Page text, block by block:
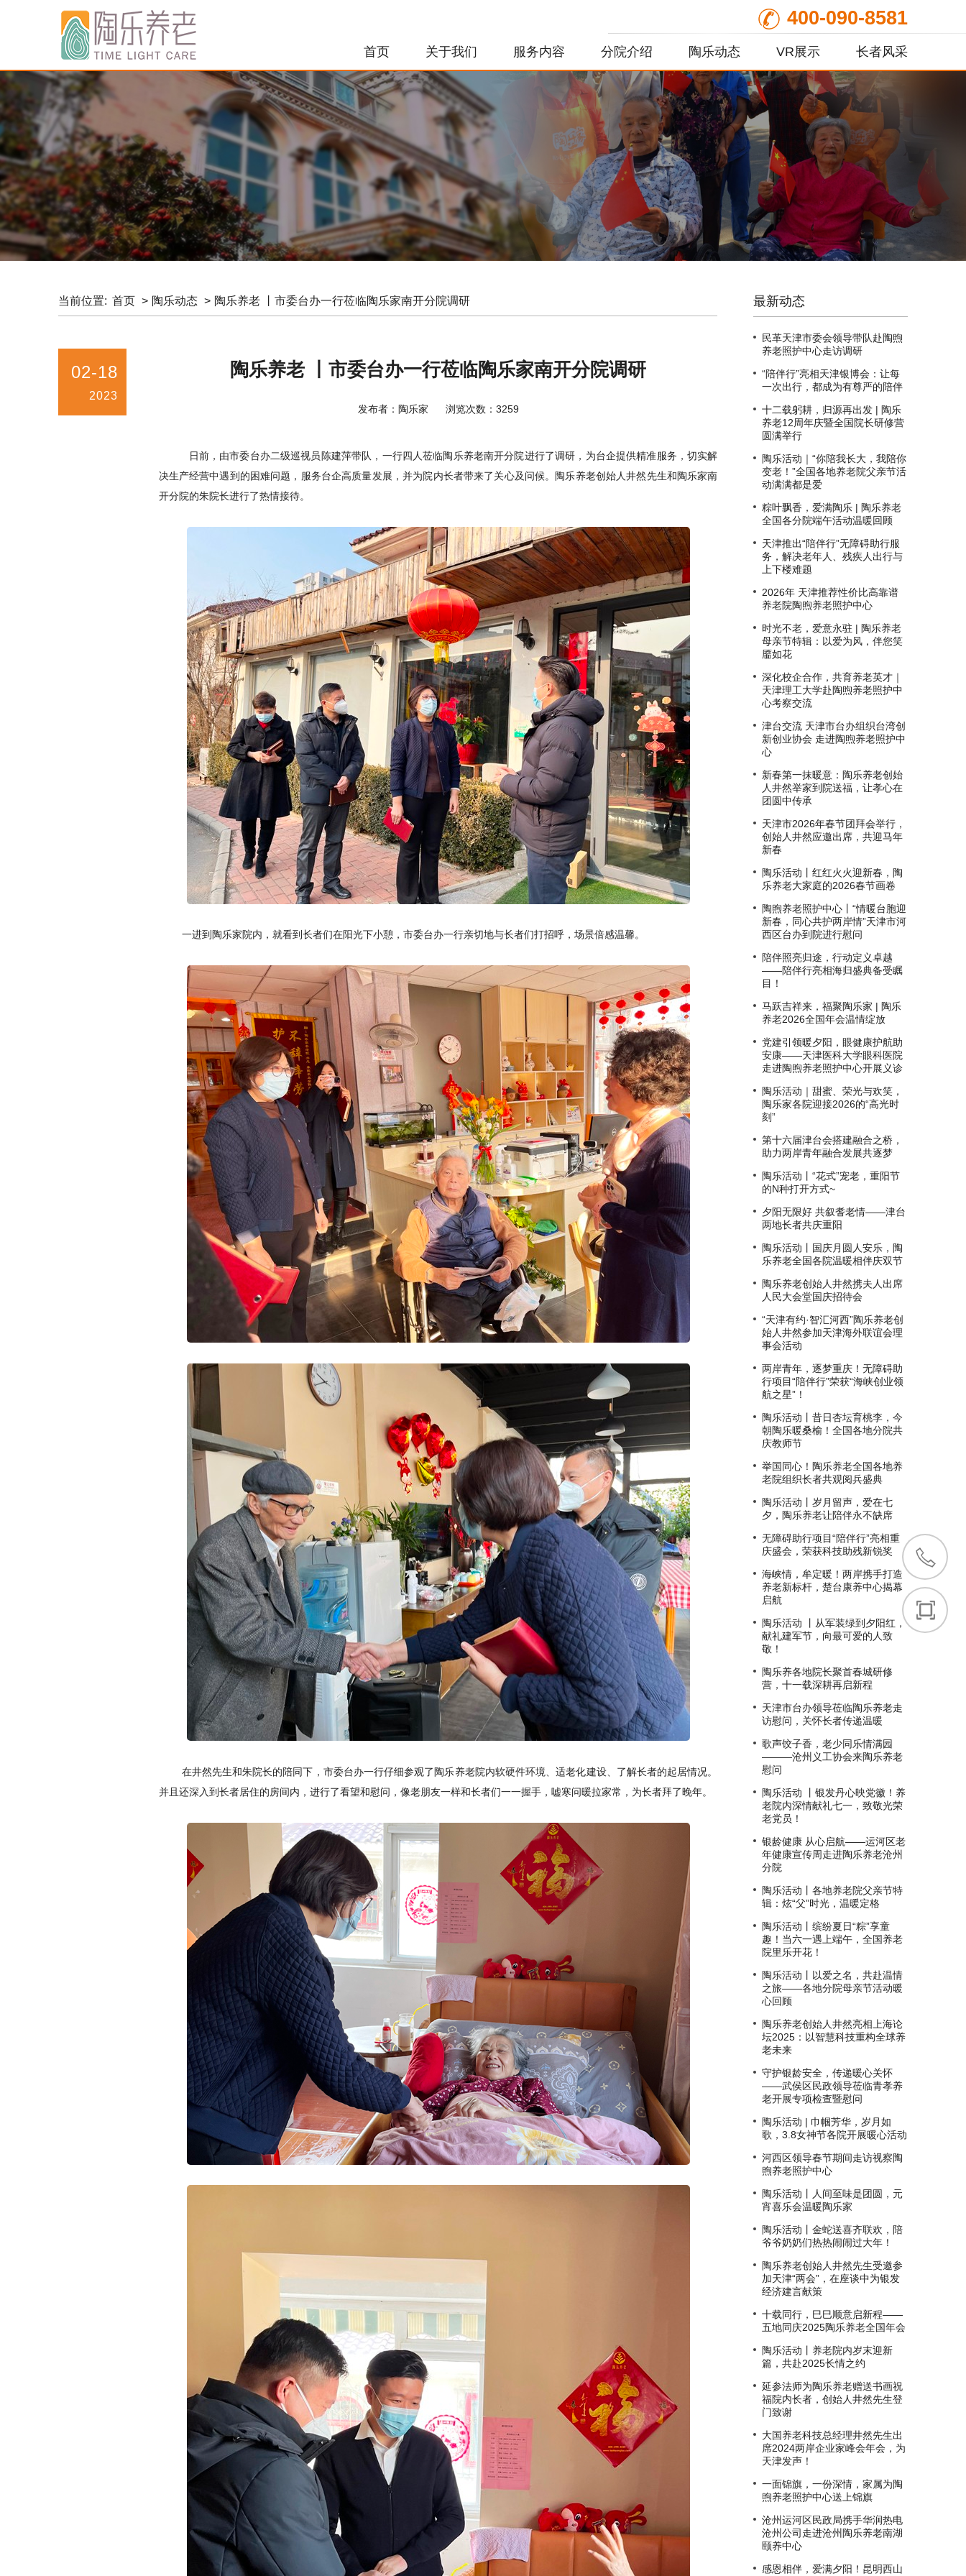
400-090-8581
首页 关于我们 服务内容 分院介绍 陶乐动态 VR展示 长者风采
当前位置: 首页 陶乐动态 陶乐养老 丨市委台办一行莅临陶乐家南开分院调研
陶乐养老 丨市委台办一行莅临陶乐家南开分院调研
2023
02-18
发布者：陶乐家 浏览次数：3259
日前，由市委台办二级巡视员陈建萍带队，一行四人莅临陶乐养老南开分院进行了调研，为台企提供精准服务，切实解
决生产经营中遇到的困难问题，服务台企高质量发展，并为院内长者带来了关心及问候。陶乐养老创始人井然先生和陶乐家南
开分院的朱院长进行了热情接待。
一进到陶乐家院内，就看到长者们在阳光下小憩，市委台办一行亲切地与长者们打招呼，场景倍感温馨。
在井然先生和朱院长的陪同下，市委台办一行仔细参观了陶乐养老院内软硬件环境、适老化建设、了解长者的起居情况。
并且还深入到长者居住的房间内，进行了看望和慰问，像老朋友一样和长者们一一握手，嘘寒问暖拉家常，为长者拜了晚年。
最新动态
民革天津市委会领导带队赴陶煦
养老照护中心走访调研
“陪伴行”亮相天津银博会：让每
一次出行，都成为有尊严的陪伴
十二载躬耕，归源再出发 | 陶乐
养老12周年庆暨全国院长研修营
圆满举行
陶乐活动｜“你陪我长大，我陪你
变老！”全国各地养老院父亲节活
动满满都是爱
粽叶飘香，爱满陶乐 | 陶乐养老
全国各分院端午活动温暖回顾
天津推出“陪伴行”无障碍助行服
务，解决老年人、残疾人出行与
上下楼难题
2026年 天津推荐性价比高靠谱
养老院陶煦养老照护中心
时光不老，爱意永驻 | 陶乐养老
母亲节特辑：以爱为风，伴您笑
靥如花
深化校企合作，共育养老英才｜
天津理工大学赴陶煦养老照护中
心考察交流
津台交流 天津市台办组织台湾创
新创业协会 走进陶煦养老照护中
心
新春第一抹暖意：陶乐养老创始
人井然举家到院送福，让孝心在
团圆中传承
天津市2026年春节团拜会举行，
创始人井然应邀出席，共迎马年
新春
陶乐活动丨红红火火迎新春，陶
乐养老大家庭的2026春节画卷
陶煦养老照护中心丨“情暖台胞迎
新春，同心共护两岸情”天津市河
西区台办到院进行慰问
陪伴照亮归途，行动定义卓越
——陪伴行亮相海归盛典备受瞩
目！
马跃吉祥来，福聚陶乐家 | 陶乐
养老2026全国年会温情绽放
党建引领暖夕阳，眼健康护航助
安康——天津医科大学眼科医院
走进陶煦养老照护中心开展义诊
陶乐活动｜甜蜜、荣光与欢笑，
陶乐家各院迎接2026的“高光时
刻”
第十六届津台会搭建融合之桥，
助力两岸青年融合发展共逐梦
陶乐活动丨“花式”宠老，重阳节
的N种打开方式~
夕阳无限好 共叙耆老情——津台
两地长者共庆重阳
陶乐活动丨国庆月圆人安乐，陶
乐养老全国各院温暖相伴庆双节
陶乐养老创始人井然携夫人出席
人民大会堂国庆招待会
“天津有约·智汇河西”陶乐养老创
始人井然参加天津海外联谊会理
事会活动
两岸青年，逐梦重庆！无障碍助
行项目“陪伴行”荣获“海峡创业领
航之星”！
陶乐活动丨昔日杏坛育桃李，今
朝陶乐暖桑榆！全国各地分院共
庆教师节
举国同心！陶乐养老全国各地养
老院组织长者共观阅兵盛典
陶乐活动丨岁月留声，爱在七
夕，陶乐养老让陪伴永不缺席
无障碍助行项目“陪伴行”亮相重
庆盛会，荣获科技助残新锐奖
海峡情，牟定暖！两岸携手打造
养老新标杆，楚台康养中心揭幕
启航
陶乐活动 丨从军装绿到夕阳红，
献礼建军节，向最可爱的人致
敬！
陶乐养各地院长聚首春城研修
营，十一载深耕再启新程
天津市台办领导莅临陶乐养老走
访慰问，关怀长者传递温暖
歌声饺子香，老少同乐情满园
———沧州义工协会来陶乐养老
慰问
陶乐活动 丨银发丹心映党徽！养
老院内深情献礼七一，致敬光荣
老党员！
银龄健康 从心启航——运河区老
年健康宣传周走进陶乐养老沧州
分院
陶乐活动丨各地养老院父亲节特
辑：炫“父”时光，温暖定格
陶乐活动丨缤纷夏日“粽”享童
趣！当六一遇上端午，全国养老
院里乐开花！
陶乐活动丨以爱之名，共赴温情
之旅——各地分院母亲节活动暖
心回顾
陶乐养老创始人井然亮相上海论
坛2025：以智慧科技重构全球养
老未来
守护银龄安全，传递暖心关怀
——武侯区民政领导莅临青孝养
老开展专项检查暨慰问
陶乐活动 | 巾帼芳华，岁月如
歌，3.8女神节各院开展暖心活动
河西区领导春节期间走访视察陶
煦养老照护中心
陶乐活动丨人间至味是团圆，元
宵喜乐会温暖陶乐家
陶乐活动丨金蛇送喜齐联欢，陪
爷爷奶奶们热热闹闹过大年！
陶乐养老创始人井然先生受邀参
加天津“两会”，在座谈中为银发
经济建⾔献策
十载同行，巳巳顺意启新程——
五地同庆2025陶乐养老全国年会
陶乐活动丨养老院内岁末迎新
篇，共赴2025长情之约
延参法师为陶乐养老赠送书画祝
福院内长者，创始人井然先生登
门致谢
大国养老科技总经理井然先生出
席2024两岸企业家峰会年会，为
天津发声！
一面锦旗，一份深情，家属为陶
煦养老照护中心送上锦旗
沧州运河区民政局携手华润热电
沧州公司走进沧州陶乐养老南湖
颐养中心
感恩相伴，爱满夕阳！昆明西山